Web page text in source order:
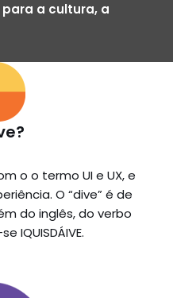
a cultura, a
o o termo UI e UX, e
O “dive” é de
do inglês, do verbo
IQUISDÁIVE.